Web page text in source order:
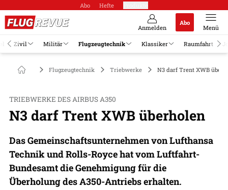
Abo Hefte
Anmelden
Abo
Menü
Zivil Militär Flugzeugtechnik Klassiker Raumfahrt
Flugzeugtechnik Triebwerke N3 darf Trent XWB
TRIEBWERKE DES AIRBUS A350
N3 darf Trent XWB überholen
Das Gemeinschaftsunternehmen von Lufthansa
Technik und Rolls-Royce hat vom Luftfahrt-
Bundesamt die Genehmigung für die
Überholung des A350-Antriebs erhalten.